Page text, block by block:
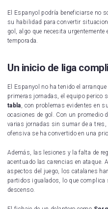
El Espanyol podría beneficiarse no
su habilidad para convertir
gol, algo que necesita
temporada.
Un inicio de liga
El Espanyol no ha tenido el
primeras jornadas, el equipo perico
tabla , con problemas evidentes en
ocasiones de gol. Con un promedio
varias jornadas sin sumar de a tres,
ofensiva se ha convertido en una
Además, las lesiones y la falta de
acentuado las carencias en ataque.
aspectos del juego, los catalanes
partidos igualados, lo que complica
descenso.